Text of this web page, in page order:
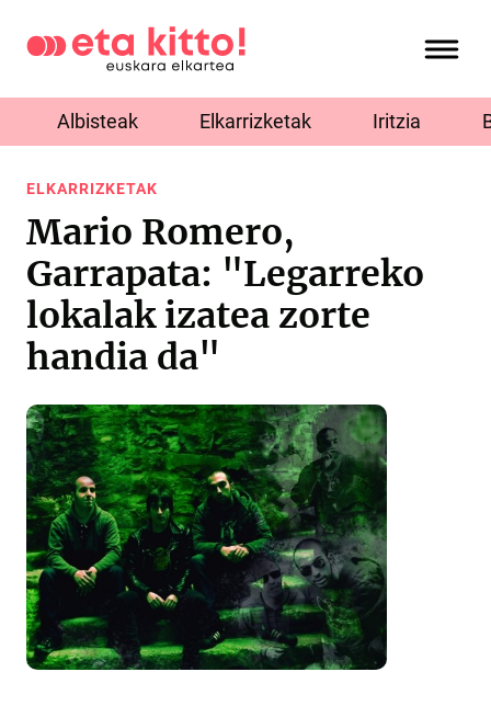
Albisteak Elkarrizketak Iritzia
ELKARRIZKETAK
Mario Romero,
Garrapata: "Legarreko
lokalak izatea zorte
handia da"